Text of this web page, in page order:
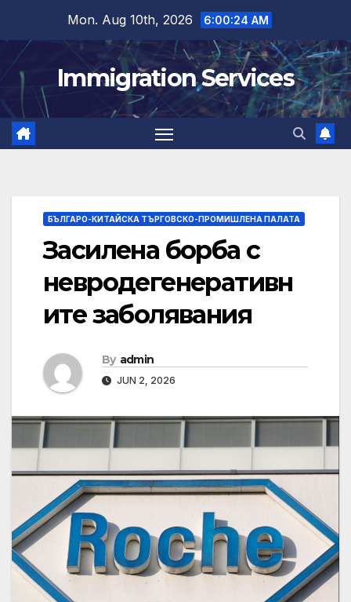
content
Mon. Aug 10th, 2026 6:00:25 AM
Immigration Services
БЪЛГАРО-КИТАЙСКА ТЪРГОВСКО-ПРОМИШЛЕНА ПАЛАТА
Засилена борба с
невродегенеративн
ите заболявания
By admin
JUN 2, 2026